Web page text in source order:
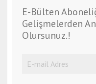
E-Bülten
Gelişmelerden
Olursunuz.!